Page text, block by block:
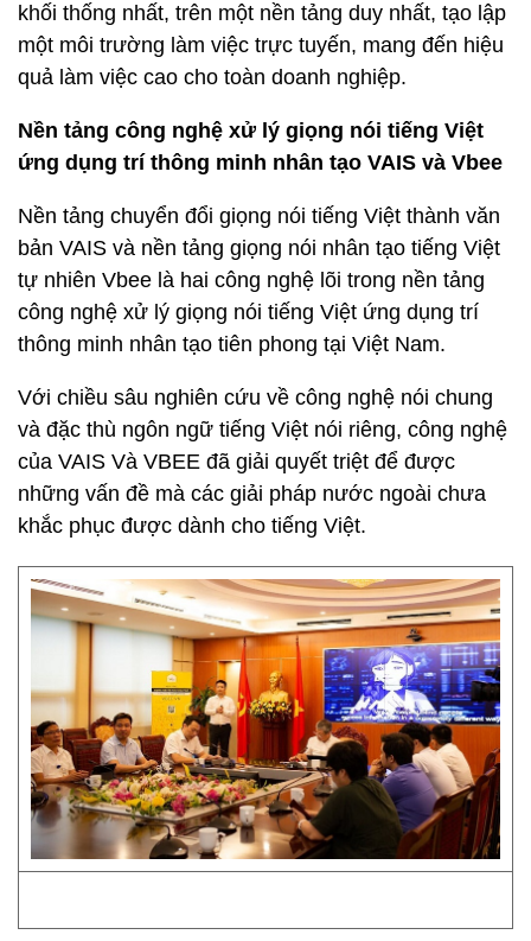
khối thống nhất, trên một nền tảng duy nhất, tạo lập
một môi trường làm việc trực tuyến, mang đến hiệu
quả làm việc cao cho toàn doanh nghiệp.
Nền tảng công nghệ xử lý giọng nói tiếng Việt
ứng dụng trí thông minh nhân tạo VAIS và Vbee
Nền tảng chuyển đổi giọng nói tiếng Việt thành văn
bản VAIS và nền tảng giọng nói nhân tạo tiếng Việt
tự nhiên Vbee là hai công nghệ lõi trong nền tảng
công nghệ xử lý giọng nói tiếng Việt ứng dụng trí
thông minh nhân tạo tiên phong tại Việt Nam.
Với chiều sâu nghiên cứu về công nghệ nói chung
và đặc thù ngôn ngữ tiếng Việt nói riêng, công nghệ
của VAIS Và VBEE đã giải quyết triệt để được
những vấn đề mà các giải pháp nước ngoài chưa
khắc phục được dành cho tiếng Việt.